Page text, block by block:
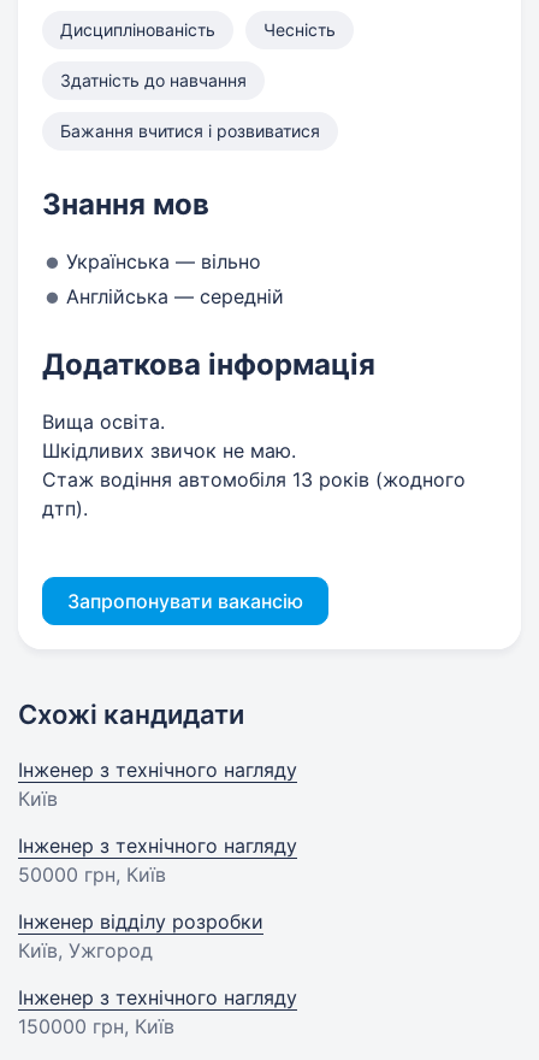
Дисциплінованість Чесність
Здатність до навчання
Бажання вчитися і розвиватися
Знання мов
Українська — вільно
Англійська — середній
Додаткова інформація
Вища освіта.
Шкідливих звичок не маю.
Стаж водіння автомобіля 13 років (жодного
дтп).
Запропонувати вакансію
Схожі кандидати
Інженер з технічного нагляду
Київ
Інженер з технічного нагляду
50000 грн, Київ
Інженер відділу розробки
Київ, Ужгород
Інженер з технічного нагляду
150000 грн, Київ